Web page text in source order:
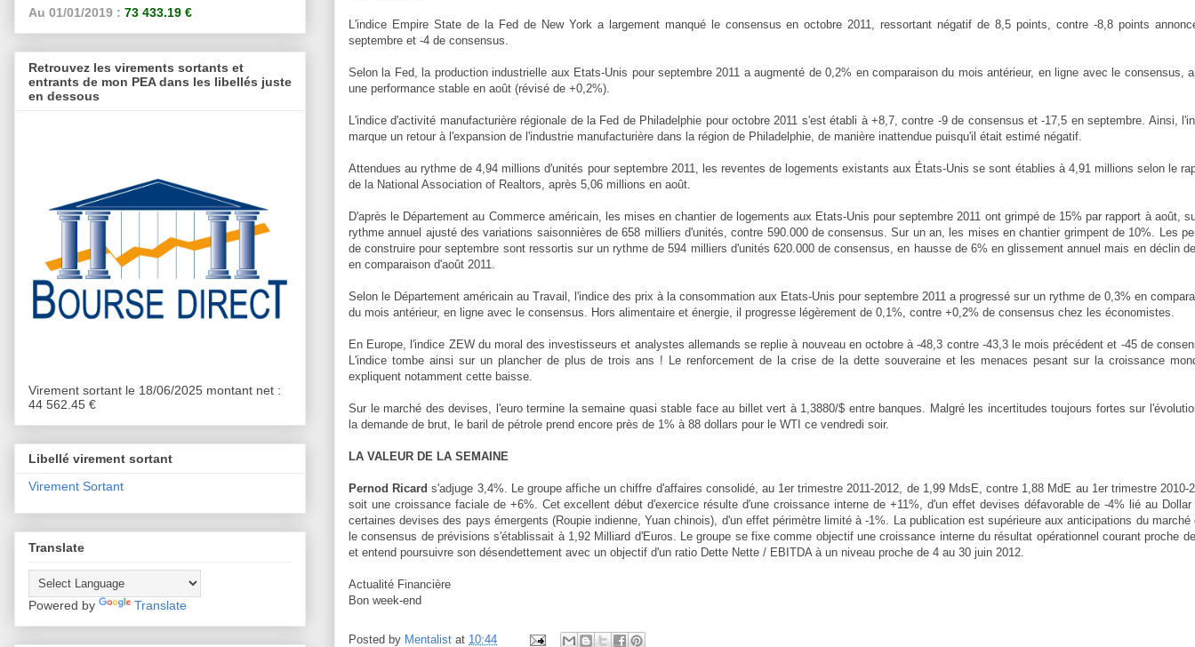
L'indice Empire State de la Fed de New York a largement manqué le consensus en octobre 2011, ressortant négatif de 8,5 points, contre -8,8 points
septembre et -4 de consensus.
Selon la Fed, la production industrielle aux Etats-Unis pour septembre 2011 a augmenté de 0,2% en comparaison du mois antérieur, en ligne avec le consensus,
une performance stable en août (révisé de +0,2%).
L'indice d'activité manufacturière régionale de la Fed de Philadelphie pour octobre 2011 s'est établi à +8,7, contre -9 de consensus et -17,5 en septembre. Ainsi,
marque un retour à l'expansion de l'industrie manufacturière dans la région de Philadelphie, de manière inattendue puisqu'il était estimé négatif.
Attendues au rythme de 4,94 millions d'unités pour septembre 2011, les reventes de logements existants aux États-Unis se sont établies à 4,91 millions selon le
de la National Association of Realtors, après 5,06 millions en août.
D'après le Département au Commerce américain, les mises en chantier de logements aux Etats-Unis pour septembre 2011 ont grimpé de 15% par rapport à août,
rythme annuel ajusté des variations saisonnières de 658 milliers d'unités, contre 590.000 de consensus. Sur un an, les mises en chantier grimpent de 10%. Les
de construire pour septembre sont ressortis sur un rythme de 594 milliers d'unités 620.000 de consensus, en hausse de 6% en glissement annuel mais en déclin
en comparaison d'août 2011.
Selon le Département américain au Travail, l'indice des prix à la consommation aux Etats-Unis pour septembre 2011 a progressé sur un rythme de 0,3% en
du mois antérieur, en ligne avec le consensus. Hors alimentaire et énergie, il progresse légèrement de 0,1%, contre +0,2% de consensus chez les économistes.
En Europe, l'indice ZEW du moral des investisseurs et analystes allemands se replie à nouveau en octobre à -48,3 contre -43,3 le mois précédent et -45 de
L'indice tombe ainsi sur un plancher de plus de trois ans ! Le renforcement de la crise de la dette souveraine et les menaces pesant sur la croissance
expliquent notamment cette baisse.
Sur le marché des devises, l'euro termine la semaine quasi stable face au billet vert à 1,3880/$ entre banques. Malgré les incertitudes toujours fortes sur
la demande de brut, le baril de pétrole prend encore près de 1% à 88 dollars pour le WTI ce vendredi soir.
LA VALEUR DE LA SEMAINE
Pernod Ricards'adjuge 3,4%. Le groupe affiche un chiffre d'affaires consolidé, au 1er trimestre 2011-2012, de 1,99 MdsE, contre 1,88 MdE au 1er trimestre 2010-
soit une croissance faciale de +6%. Cet excellent début d'exercice résulte d'une croissance interne de +11%, d'un effet devises défavorable de -4% lié au
certaines devises des pays émergents (Roupie indienne, Yuan chinois), d'un effet périmètre limité à -1%. La publication est supérieure aux anticipations du marché
le consensus de prévisions s'établissait à 1,92 Milliard d'Euros. Le groupe se fixe comme objectif une croissance interne du résultat opérationnel courant proche
et entend poursuivre son désendettement avec un objectif d'un ratio Dette Nette / EBITDA à un niveau proche de 4 au 30 juin 2012.
Actualité Financière
Bon week-end
Posted by Mentalist at 10:44
Au 01/01/2019 : 73 433.19 €
Retrouvez les virements sortants et
entrants de mon PEA dans les libellés juste
en dessous
Virement sortant le 18/06/2025 montant net :
44 562.45 €
Libellé virement sortant
Virement Sortant
Translate
Powered by Translate